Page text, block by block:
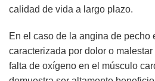
calidad de vida a largo plazo.
En el caso de la angina de pecho
caracterizada por dolor o
falta de oxígeno en el músculo